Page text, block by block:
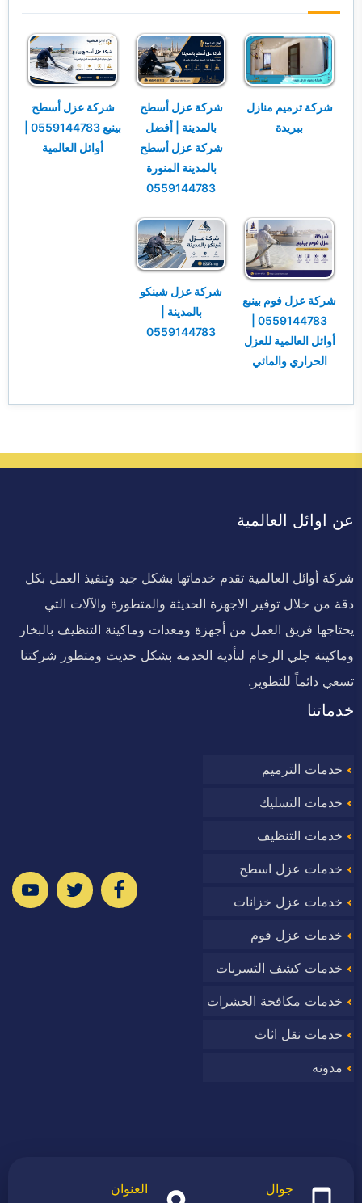
شركة ترميم منازل
ببريدة
شركة عزل أسطح
بالمدينة | أفضل
شركة عزل أسطح
بالمدينة المنورة
0559144783
شركة عزل أسطح
بينبع 0559144783 |
أوائل العالمية
شركة عزل فوم بينبع
0559144783 |
أوائل العالمية للعزل
الحراري والمائي
شركة عزل شينكو
بالمدينة |
0559144783
عن اوائل العالمية
شركة أوائل العالمية تقدم خدماتها بشكل جيد وتنفيذ العمل بكل
دقة من خلال توفير الاجهزة الحديثة والمتطورة والآلات التي
يحتاجها فريق العمل من أجهزة ومعدات وماكينة التنظيف بالبخار
وماكينة جلي الرخام لتأدية الخدمة بشكل حديث ومتطور شركتنا
تسعي دائماً للتطوير.
خدماتنا
خدمات الترميم
خدمات التسليك
خدمات التنظيف
خدمات عزل اسطح
خدمات عزل خزانات
خدمات عزل فوم
خدمات كشف التسربات
خدمات مكافحة الحشرات
خدمات نقل اثاث
مدونه
جوال العنوان